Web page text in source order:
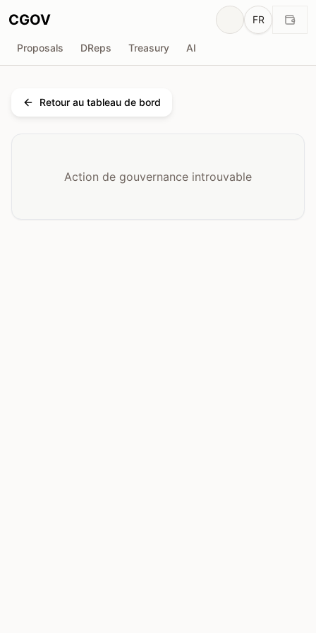
CGOV FR
Proposals DReps Treasury AI
Retour au tableau de bord
Action de gouvernance introuvable